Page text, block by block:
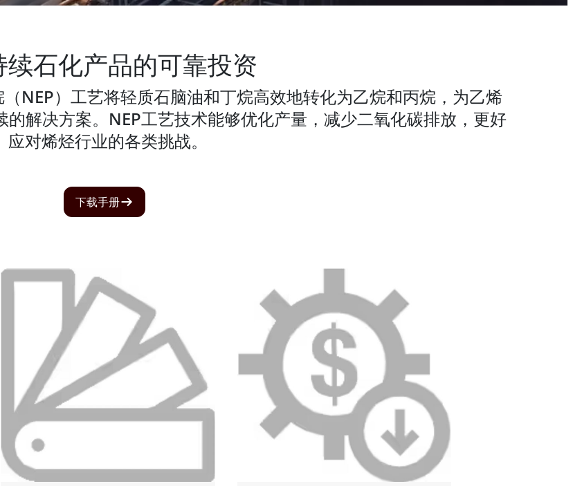
续石化产品的可靠投资
NEP）工艺将轻质石脑油和丁烷高效地转化为乙烷和丙烷，为乙烯
解决方案。NEP工艺技术能够优化产量，减少二氧化碳排放，更好
应对烯烃行业的各类挑战。
下载手册